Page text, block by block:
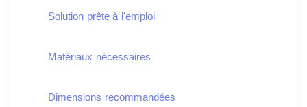
Solution prête à l'emploi
Matériaux nécessaires
Dimensions recommandées